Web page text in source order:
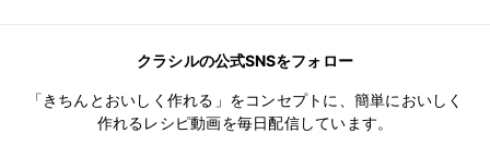
クラシルの公式SNSをフォロー
「きちんとおいしく作れる」をコンセプトに、簡単においしく
作れるレシピ動画を毎日配信しています。